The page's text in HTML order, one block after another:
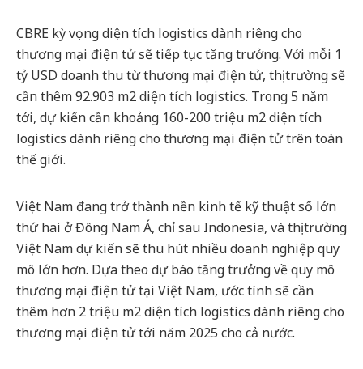
CBRE kỳ vọng diện tích logistics dành riêng cho
thương mại điện tử sẽ tiếp tục tăng trưởng. Với mỗi 1
tỷ USD doanh thu từ thương mại điện tử, thị trường sẽ
cần thêm 92.903 m2 diện tích logistics. Trong 5 năm
tới, dự kiến cần khoảng 160-200 triệu m2 diện tích
logistics dành riêng cho thương mại điện tử trên toàn
thế giới.
Việt Nam đang trở thành nền kinh tế kỹ thuật số lớn
thứ hai ở Đông Nam Á, chỉ sau Indonesia, và thị trường
Việt Nam dự kiến sẽ thu hút nhiều doanh nghiệp quy
mô lớn hơn. Dựa theo dự báo tăng trưởng về quy mô
thương mại điện tử tại Việt Nam, ước tính sẽ cần
thêm hơn 2 triệu m2 diện tích logistics dành riêng cho
thương mại điện tử tới năm 2025 cho cả nước.